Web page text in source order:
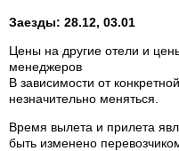
Заезды: 28.12, 03.01
Цены на другие отели и
менеджеров
В зависимости от
незначительно меняться.
Время вылета и прилета
быть изменено